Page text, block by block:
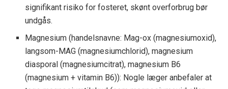
signifikant risiko for fosteret, skønt overforbrug bør
undgås.
Magnesium (handelsnavne: Mag-ox (magnesiumoxid),
langsom-MAG (magnesiumchlorid), magnesium
diasporal (magnesiumcitrat), magnesium B6
(magnesium + vitamin B6)): Nogle læger anbefaler at